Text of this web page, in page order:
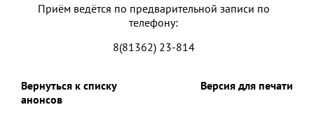
Приём ведётся по предварительной записи по
телефону:
8(81362) 23-814
Вернуться к списку
анонсов
Версия для печати